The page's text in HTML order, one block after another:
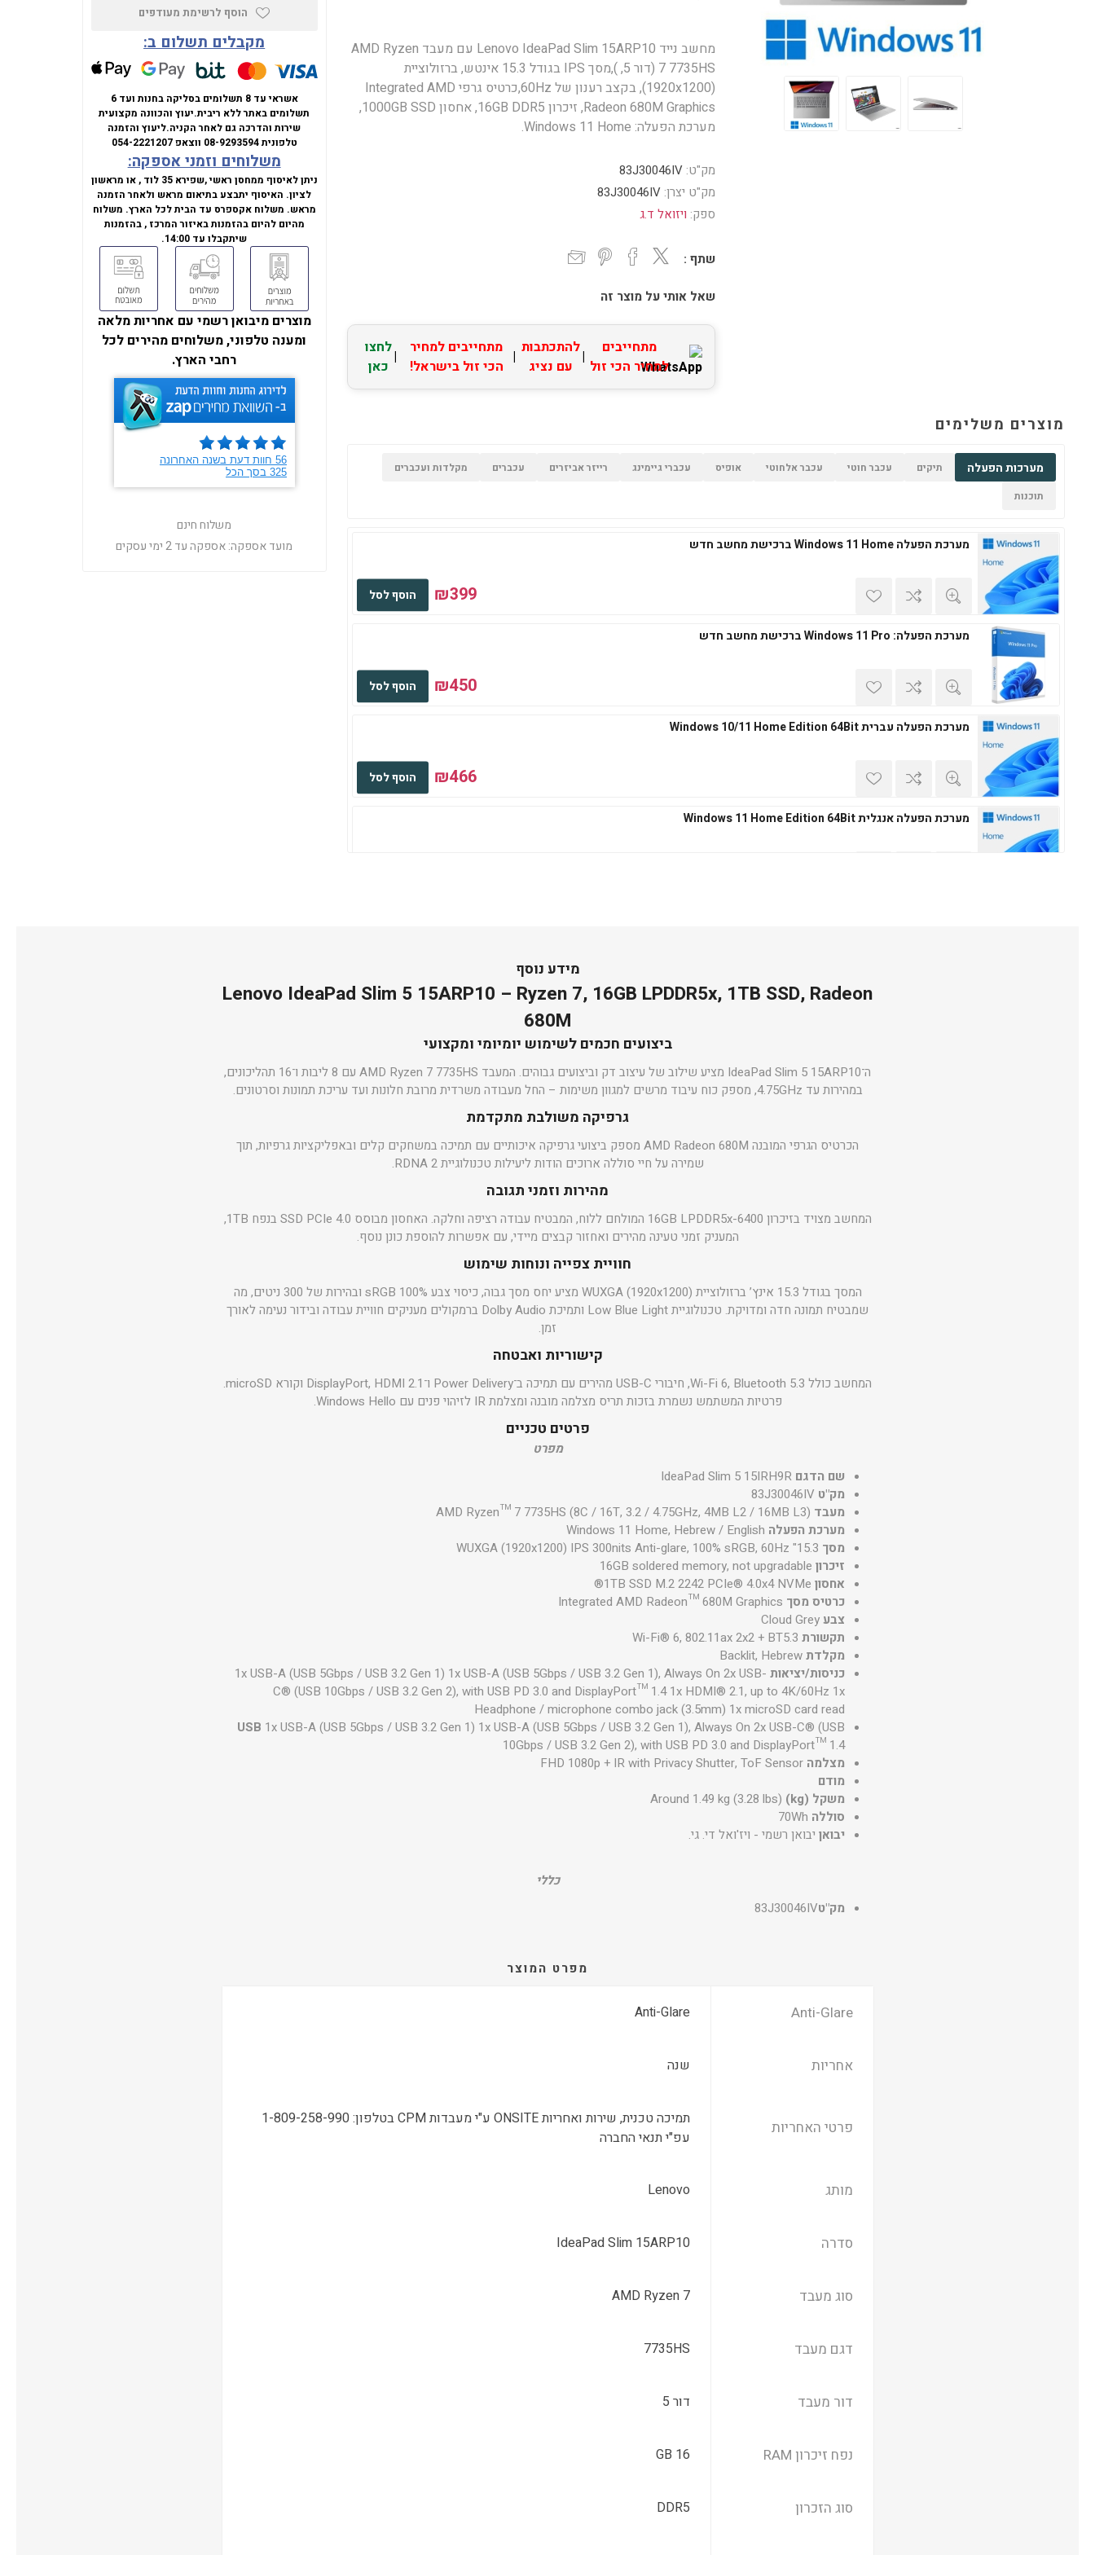
מחשב נייד Lenovo IdeaPad Slim 15ARP10 עם מעבד AMD Ryzen
7 7735HS (דור 5, ),מסך IPS בגודל 15.3 אינטש, ברזולוציית
(1920x1200), בקצב רענון של 60Hz,כרטיס גרפי Integrated AMD
Radeon 680M Graphics, זיכרון 16GB DDR5, אחסון 1000GB SSD,
מערכת הפעלה: Windows 11 Home.
מק"ט: 83J30046IV
מק"ט יצרן: 83J30046IV
ספק: ויזואל ד.ג
שתף :
שאל אותי על מוצר זה
מתחייבים
למחיר הכי זול |להתכתבות
עם נציג
| מתחייבים למחיר
הכי זול בישראל!
|לחצו
כאן
מוצרים משלימים
מערכות הפעלה תיקים עכבר חוטי עכבר אלחוטי אופיס עכברי גיימינג רייזר אביזרים עכברים
מקלדות ועכברים
תוכנות
מערכת הפעלה Windows 11 Home ברכישת מחשב חדש
₪399 הוסף לסל
מערכת הפעלה: Windows 11 Pro ברכישת מחשב חדש
₪450 הוסף לסל
מערכת הפעלה עברית Windows 10/11 Home Edition 64Bit
₪466 הוסף לסל
מערכת הפעלה אנגלית Windows 11 Home Edition 64Bit
מערכת הפעלה אנגלית Microsoft Windows 11 Professional 64Bit
₪667
הוסף לרשימת מעודפים
מקבלים תשלום ב:
אשראי עד 8 תשלומים בסליקה בחנות ועד 6
תשלומים באתר ללא ריבית.יעוץ והכוונה מקצועית
שירות והדרכה גם לאחר הקניה.ליעוץ והזמנה
טלפונית08-9293594 ווצאפ054-2221207
משלוחים וזמני אספקה:
ניתן לאיסוף ממחסן ראשי ,שפירא 35 לוד , או מראשון
לציון. האיסוף יתבצע בתיאום מראש ולאחר הזמנה
מראש. משלוח אקספרס עד הבית לכל הארץ. משלוח
מהיום להיום בהזמנות באיזור המרכז , בהזמנות
שיתקבלו עד 14:00.
מוצרים מיבואן רשמי עם אחריות מלאה
ומענה טלפוני, משלוחים מהירים לכל
רחבי הארץ.
משלוח חינם
מועד אספקה:אספקה עד 2 ימי עסקים
מידע נוסף
Lenovo IdeaPad Slim 5 15ARP10 – Ryzen 7, 16GB LPDDR5x, 1TB SSD, Radeon
680M
ביצועים חכמים לשימוש יומיומי ומקצועי
ה־IdeaPad Slim 5 15ARP10 מציע שילוב של עיצוב דק וביצועים גבוהים. המעבד AMD Ryzen 7 7735HS עם 8 ליבות ו־16 תהליכונים,
במהירות עד 4.75GHz, מספק כוח עיבוד מרשים למגוון משימות – החל מעבודה משרדית מרובת חלונות ועד עריכת תמונות וסרטונים.
גרפיקה משולבת מתקדמת
הכרטיס הגרפי המובנה AMD Radeon 680M מספק ביצועי גרפיקה איכותיים עם תמיכה במשחקים קלים ובאפליקציות גרפיות, תוך
שמירה על חיי סוללה ארוכים הודות ליעילות טכנולוגיית RDNA 2.
מהירות וזמני תגובה
המחשב מצויד בזיכרון 16GB LPDDR5x-6400 המולחם ללוח, המבטיח עבודה רציפה וחלקה. האחסון מבוסס SSD PCIe 4.0 בנפח 1TB,
המעניק זמני טעינה מהירים ואחזור קבצים מיידי, עם אפשרות להוספת כונן נוסף.
חוויית צפייה ונוחות שימוש
המסך בגודל 15.3 אינץ’ ברזולוציית WUXGA (1920x1200) מציע יחס מסך גבוה, כיסוי צבע 100% sRGB ובהירות של 300 ניטים, מה
שמבטיח תמונה חדה ומדויקת. טכנולוגיית Low Blue Light ותמיכת Dolby Audio ברמקולים מעניקים חוויית עבודה ובידור נעימה לאורך
זמן.
קישוריות ואבטחה
המחשב כולל Wi-Fi 6, Bluetooth 5.3, חיבורי USB-C מהירים עם תמיכה ב־Power Delivery ו־DisplayPort, HDMI 2.1 וקורא microSD.
פרטיות המשתמש נשמרת בזכות תריס מצלמה מובנה ומצלמת IR לזיהוי פנים עם Windows Hello.
פרטים טכניים
מפרט
שם הדגם IdeaPad Slim 5 15IRH9R
מק"ט 83J30046IV
מעבד AMD Ryzen™ 7 7735HS (8C / 16T, 3.2 / 4.75GHz, 4MB L2 / 16MB L3)
מערכת הפעלה Windows 11 Home, Hebrew / English
מסך 15.3" WUXGA (1920x1200) IPS 300nits Anti-glare, 100% sRGB, 60Hz
זיכרון 16GB soldered memory, not upgradable
אחסון 1TB SSD M.2 2242 PCIe® 4.0x4 NVMe®
כרטיס מסך Integrated AMD Radeon™ 680M Graphics
צבעCloud Grey
תקשורת Wi-Fi® 6, 802.11ax 2x2 + BT5.3
מקלדתBacklit, Hebrew
כניסות/יציאות 1x USB-A (USB 5Gbps / USB 3.2 Gen 1) 1x USB-A (USB 5Gbps / USB 3.2 Gen 1), Always On 2x USB-
C® (USB 10Gbps / USB 3.2 Gen 2), with USB PD 3.0 and DisplayPort™ 1.4 1x HDMI® 2.1, up to 4K/60Hz 1x
Headphone / microphone combo jack (3.5mm) 1x microSD card read
USB 1x USB-A (USB 5Gbps / USB 3.2 Gen 1) 1x USB-A (USB 5Gbps / USB 3.2 Gen 1), Always On 2x USB-C® (USB
10Gbps / USB 3.2 Gen 2), with USB PD 3.0 and DisplayPort™ 1.4
מצלמה FHD 1080p + IR with Privacy Shutter, ToF Sensor
מודם
משקל (kg)
Around 1.49 kg (3.28 lbs)
סוללה 70Wh
יבואן יבואן רשמי - ויז'ואל די. גי.
כללי
מק"ט83J30046IV
מפרט המוצר
Anti-Glare
Anti-Glare
אחריות שנה
פרטי האחריות
תמיכה טכנית, שירות ואחריות ONSITE ע"י מעבדות CPM בטלפון: 1-809-258-990
עפ"י תנאי החברה
מותג Lenovo
סדרה IdeaPad Slim 15ARP10
סוג מעבד AMD Ryzen 7
דגם מעבד 7735HS
דור מעבד דור 5
נפח זיכרון RAM 16 GB
סוג הזכרון DDR5